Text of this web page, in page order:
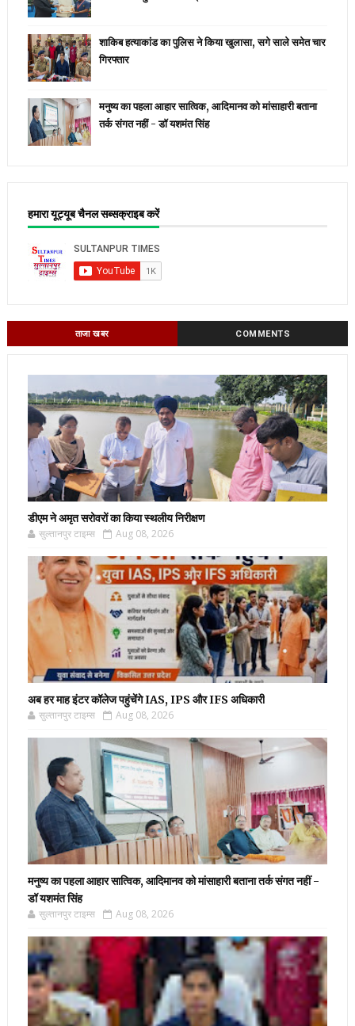
शाकिब हत्याकांड का पुलिस ने किया खुलासा, सगे साले समेत चार
गिरफ्तार
मनुष्य का पहला आहार सात्विक, आदिमानव को मांसाहारी बताना
तर्क संगत नहीं - डॉ यशमंत सिंह
हमारा यूट्यूब चैनल सब्सक्राइब करें
ताजा खबर COMMENTS
डीएम ने अमृत सरोवरों का किया स्थलीय निरीक्षण
सुल्तानपुर टाइम्स Aug 08, 2026
अब हर माह इंटर कॉलेज पहुंचेंगे IAS, IPS और IFS अधिकारी
सुल्तानपुर टाइम्स Aug 08, 2026
मनुष्य का पहला आहार सात्विक, आदिमानव को मांसाहारी बताना तर्क संगत नहीं -
डॉ यशमंत सिंह
सुल्तानपुर टाइम्स Aug 08, 2026